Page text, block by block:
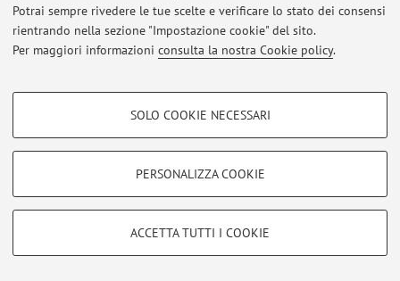
Potrai sempre rivedere le tue scelte e verificare lo stato dei consensi
rientrando nella sezione "Impostazione cookie" del sito.
Per maggiori informazioni consulta la nostra Cookie policy.
COOKIE DI PROFILAZIONE - FACOLTATIVI
COOKIE TECNICI - NECESSARI
Si tratta di cookie tecnici utilizzati, a titolo esemplificativo, per il corretto
SOLO COOKIE NECESSARI
PERSONALIZZA COOKIE
ACCETTA TUTTI I COOKIE